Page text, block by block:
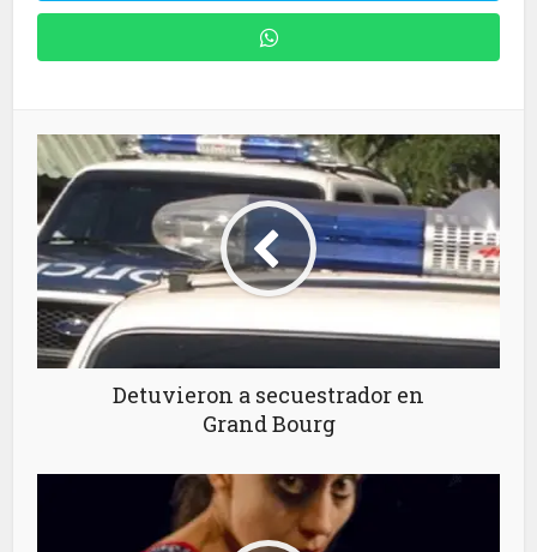
Detuvieron a secuestrador en
Grand Bourg